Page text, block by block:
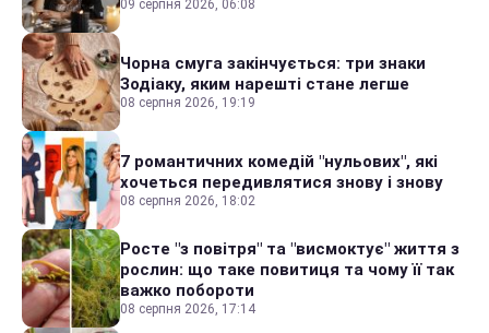
09 серпня 2026, 06:08
Чорна смуга закінчується: три знаки
Зодіаку, яким нарешті стане легше
08 серпня 2026, 19:19
7 романтичних комедій "нульових", які
хочеться передивлятися знову і знову
08 серпня 2026, 18:02
Росте "з повітря" та "висмоктує" життя з
рослин: що таке повитиця та чому її так
важко побороти
08 серпня 2026, 17:14